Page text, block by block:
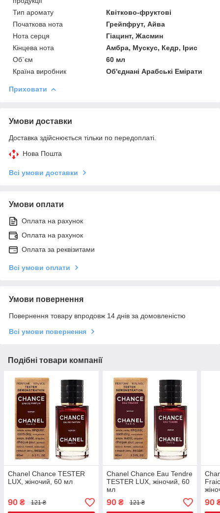
Тип аромату
Квітково-фруктові
Початкова нота
Грейпфрут, Айва
Нота серця
Гіацинт, Жасмин
Кінцева нота
Амбра, Мускус, Кедр, Ірис
Об`єм
60 мл
Країна виробник
Об'єднані Арабські Емірати
Приховати
Умови доставки
Доставка здійснюється тільки по передоплаті.
Нова Пошта
Всі умови доставки
Умови оплати
Оплата на рахунок
Оплата на рахунок
Оплата за реквізитами
Всі умови оплати
Умови повернення
Повернення товару впродовж 14 днів за домовленістю
Всі умови повернення
Подібні товари компанії
Chanel Chance TESTER
LUX, жіночий, 60 мл
90 ₴ 121 ₴
Chanel Chance Eau Tendre
TESTER LUX, жіночий, 60
мл
90₴ 121 ₴ 90